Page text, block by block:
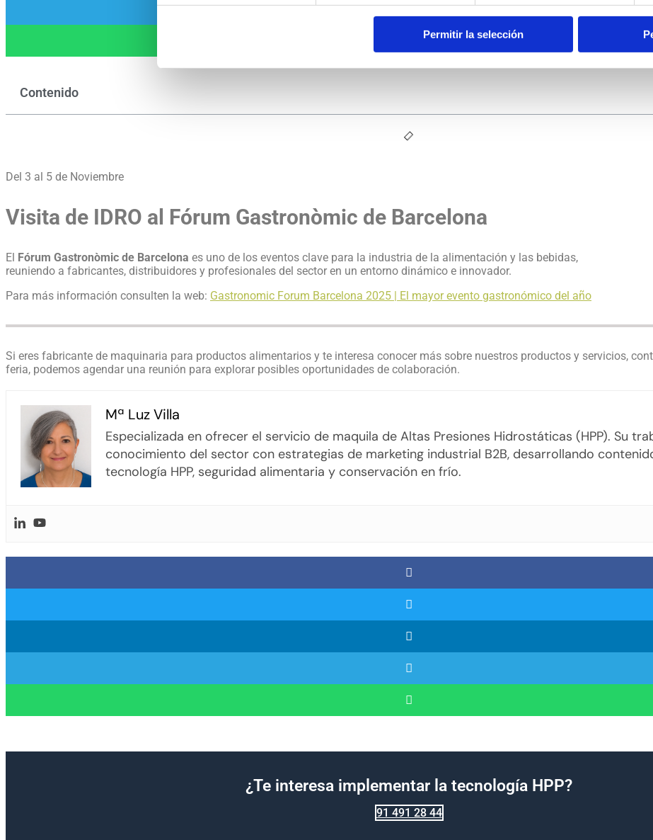
Permitir la selección
Contenido
Del 3 al 5 de Noviembre
Visita de IDRO al Fórum Gastronòmic de Barcelona
El Fórum Gastronòmic de Barcelona es uno de los eventos clave para la industria de la alimentación y las bebidas,
reuniendo a fabricantes, distribuidores y profesionales del sector en un entorno dinámico e innovador.
Para más información consulten la web: Gastronomic Forum Barcelona 2025 | El mayor evento gastronómico del año
Si eres fabricante de maquinaria para productos alimentarios y te interesa conocer más sobre nuestros productos y servicios,
feria, podemos agendar una reunión para explorar posibles oportunidades de colaboración.
Mª Luz Villa
Especializada en ofrecer el servicio de maquila de Altas Presiones Hidrostáticas (HPP). Su
conocimiento del sector con estrategias de marketing industrial B2B, desarrollando
tecnología HPP, seguridad alimentaria y conservación en frío.
¿Te interesa implementar la tecnología HPP?
91 491 28 44